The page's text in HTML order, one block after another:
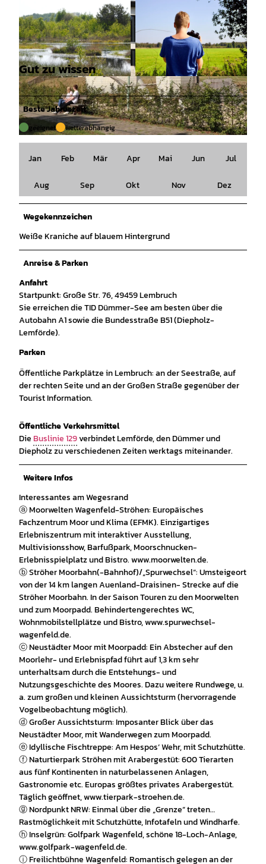
© Torsten Krüger | CC-BY
© DümmerWeserLand Touristik e.V. |
CC-BY-SA
Gut zu wissen
Beste Jahreszeit
geeignet wetterabhängig
Jan Feb Mär Apr Mai Jun Jul
Aug Sep Okt Nov Dez
Wegekennzeichen
Weiße Kraniche auf blauem Hintergrund
Anreise & Parken
Anfahrt
Startpunkt: Große Str. 76, 49459 Lembruch
Sie erreichen die TID Dümmer-See am besten über die
Autobahn A1 sowie die Bundesstraße B51 (Diepholz-
Lemförde).
Parken
Öffentliche Parkplätze in Lembruch: an der Seestraße, auf
der rechten Seite und an der Großen Straße gegenüber der
Tourist Information.
Öffentliche Verkehrsmittel
DieBuslinie 129verbindet Lemförde, den Dümmer und
Diepholz zu verschiedenen Zeiten werktags miteinander.
Weitere Infos
Interessantes am Wegesrand
ⓐ Moorwelten Wagenfeld-Ströhen: Europäisches
Fachzentrum Moor und Klima (EFMK). Einzigartiges
Erlebniszentrum mit interaktiver Ausstellung,
Multivisionsshow, Barfußpark, Moorschnucken-
Erlebnisspielplatz und Bistro. www.moorwelten.de.
ⓑ Ströher Moorbahn(-Bahnhof)/„Spurwechsel“: Umsteigeort
von der 14 km langen Auenland-Draisinen- Strecke auf die
Ströher Moorbahn. In der Saison Touren zu den Moorwelten
und zum Moorpadd. Behindertengerechtes WC,
Wohnmobilstellplätze und Bistro, www.spurwechsel-
wagenfeld.de.
ⓒ Neustädter Moor mit Moorpadd: Ein Abstecher auf den
Moorlehr- und Erlebnispfad führt auf 1,3 km sehr
unterhaltsam durch die Entstehungs- und
Nutzungsgeschichte des Moores. Dazu weitere Rundwege, u.
a. zum großen und kleinen Aussichtsturm (hervorragende
Vogelbeobachtung möglich).
ⓓ Großer Aussichtsturm: Imposanter Blick über das
Neustädter Moor, mit Wanderwegen zum Moorpadd.
ⓔ Idyllische Fischtreppe: Am Hespos’ Wehr, mit Schutzhütte.
ⓕ Naturtierpark Ströhen mit Arabergestüt: 600 Tierarten
aus fünf Kontinenten in naturbelassenen Anlagen,
Gastronomie etc. Europas größtes privates Arabergestüt.
Täglich geöffnet, www.tierpark-stroehen.de.
ⓖ Nordpunkt NRW: Einmal über die „Grenze“ treten…
Rastmöglichkeit mit Schutzhütte, Infotafeln und Windharfe.
ⓗ Inselgrün: Golfpark Wagenfeld, schöne 18-Loch-Anlage,
www.golfpark-wagenfeld.de.
ⓘ Freilichtbühne Wagenfeld: Romantisch gelegen an der